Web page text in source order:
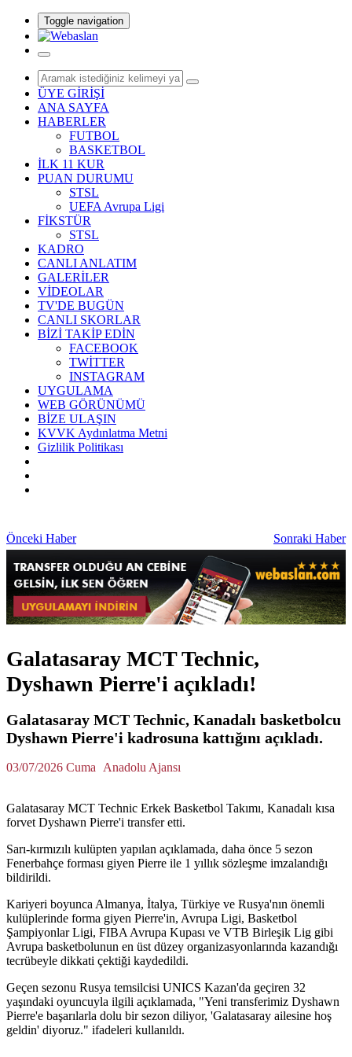
Toggle navigation
ÜYE GİRİŞİ
ANA SAYFA
HABERLER
FUTBOL
BASKETBOL
İLK 11 KUR
PUAN DURUMU
STSL
UEFA Avrupa Ligi
FİKSTÜR
STSL
KADRO
CANLI ANLATIM
GALERİLER
VİDEOLAR
TV'DE BUGÜN
CANLI SKORLAR
BİZİ TAKİP EDİN
FACEBOOK
TWİTTER
INSTAGRAM
UYGULAMA
WEB GÖRÜNÜMÜ
BİZE ULAŞIN
KVVK Aydınlatma Metni
Gizlilik Politikası
Önceki Haber Sonraki Haber
Galatasaray MCT Technic,
Dyshawn Pierre'i açıkladı!
Galatasaray MCT Technic, Kanadalı basketbolcu
Dyshawn Pierre'i kadrosuna kattığını açıkladı.
03/07/2026 Cuma Anadolu Ajansı
Galatasaray MCT Technic Erkek Basketbol Takımı, Kanadalı kısa
forvet Dyshawn Pierre'i transfer etti.
Sarı-kırmızılı kulüpten yapılan açıklamada, daha önce 5 sezon
Fenerbahçe forması giyen Pierre ile 1 yıllık sözleşme imzalandığı
bildirildi.
Kariyeri boyunca Almanya, İtalya, Türkiye ve Rusya'nın önemli
kulüplerinde forma giyen Pierre'in, Avrupa Ligi, Basketbol
Şampiyonlar Ligi, FIBA Avrupa Kupası ve VTB Birleşik Lig gibi
Avrupa basketbolunun en üst düzey organizasyonlarında kazandığı
tecrübeyle dikkati çektiği kaydedildi.
Geçen sezonu Rusya temsilcisi UNICS Kazan'da geçiren 32
yaşındaki oyuncuyla ilgili açıklamada, "Yeni transferimiz Dyshawn
Pierre'e başarılarla dolu bir sezon diliyor, 'Galatasaray ailesine hoş
geldin' diyoruz." ifadeleri kullanıldı.